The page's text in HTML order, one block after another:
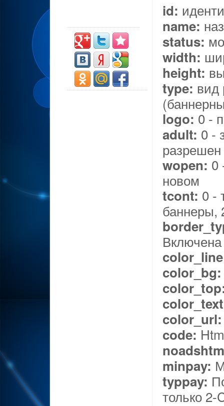
id:
name:
status:
width:
height:
type: вид
logo: 0 -
adult: 0 -
разрешен
wopen: 0
новом
tcont: 0 -
баннеры,
color_bg:
color_url:
code:
minpay:
typpay:
только 2-